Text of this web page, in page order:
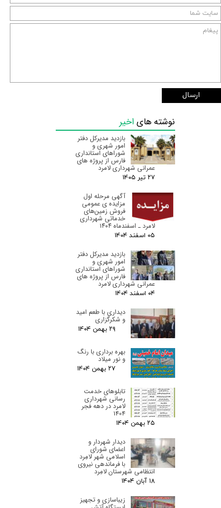
ارسال
نوشته های اخیر
بازدید مدیرکل دفتر
امور شهری و
شوراهای استانداری
فارس از پروژه های
عمرانی شهرداری لامرد
۲۷ تیر ۰۵
آگهی مرحله اول
مزایده ی عمومی
فروش زمین‌های
خدماتی شهرداری
لامرد ـ اسفندماه ۱۴۰۴
۰۵ اسفند ۰۴
بازدید مدیرکل دفتر
امور شهری و
شوراهای استانداری
فارس از پروژه های
عمرانی شهرداری لامرد
۰۴ اسفند ۰۴
دیداری با طعم امید
و شکرگزاری
۲۹ بهمن ۰۴
بهره برداری با رنگ
و نور میلاد
۲۷ بهمن ۰۴
تابلوهای خدمت
رسانی شهرداری
لامرد در دهه فجر
1404
۲۵ بهمن ۰۴
دیدار شهردار و
اعضای شورای
اسلامی شهر لامِرد
با فرماندهی نیروی
انتظامی شهرستان لامِرد
۱۸ آبان ۰۴
زیباسازی و تجهیز